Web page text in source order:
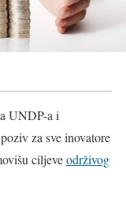
UNDP-a i
za sve inovatore
ciljeveodrživog